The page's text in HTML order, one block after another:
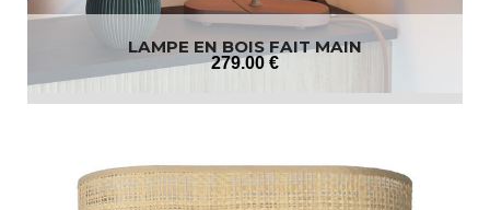
LAMPE EN BOIS FAIT MAIN
279.00 €